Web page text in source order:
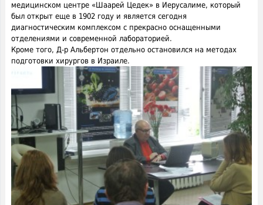
медицинском центре «Шаарей Цедек» в Иерусалиме, который
был открыт еще в 1902 году и является сегодня
диагностическим комплексом с прекрасно оснащенными
отделениями и современной лабораторией.
Кроме того, Д-р Альбертон отдельно остановился на методах
подготовки хирургов в Израиле.